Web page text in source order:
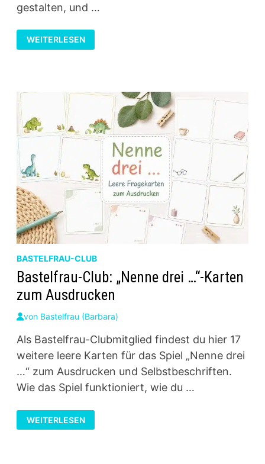
gestalten, und …
MALVORLAGEN
FÜR
TEEBEUTEL
KUNSTWERKE
WEITERLESEN
BASTELFRAU-CLUB
Bastelfrau-Club: „Nenne drei …“-Karten
zum Ausdrucken
von Bastelfrau (Barbara)
Als Bastelfrau-Clubmitglied findest du hier 17
weitere leere Karten für das Spiel „Nenne drei
…“ zum Ausdrucken und Selbstbeschriften.
Wie das Spiel funktioniert, wie du …
BASTELFRAU-
CLUB:
„NENNE
WEITERLESEN